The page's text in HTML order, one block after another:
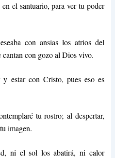
el santuario, para ver tu poder
con ansias los atrios del
con gozo al Dios vivo.
estar con Cristo, pues eso es
tu rostro; al despertar,
imagen.
ni el sol los abatirá, ni calor